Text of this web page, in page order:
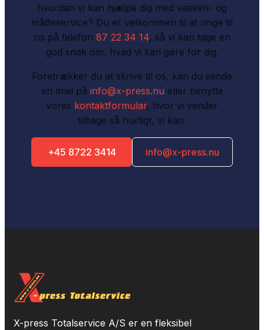
hvordan vi kan hjælpe dig med vaskeri- og
måtteservice? Du er velkommen til at ringe til
os på telefon 87 22 34 14, så vi kan tage en
god snak om, hvad vi kan gøre for dig.
Foretrækker du at skrive til os, kan du sende
en mail på info@x-press.nu eller benytte
vores kontaktformular, hvor vi vender
tilbage så hurtigt, vi kan.
+45 8722 3414 info@x-press.nu
X-press Totalservice A/S er en fleksibel